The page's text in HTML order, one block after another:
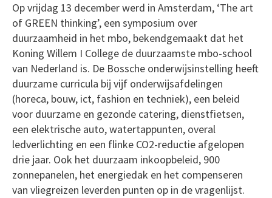
Op vrijdag 13 december werd in Amsterdam, ‘The art
of GREEN thinking’, een symposium over
duurzaamheid in het mbo, bekendgemaakt dat het
Koning Willem I College de duurzaamste mbo-school
van Nederland is. De Bossche onderwijsinstelling heeft
duurzame curricula bij vijf onderwijsafdelingen
(horeca, bouw, ict, fashion en techniek), een beleid
voor duurzame en gezonde catering, dienstfietsen,
een elektrische auto, watertappunten, overal
ledverlichting en een flinke CO2-reductie afgelopen
drie jaar. Ook het duurzaam inkoopbeleid, 900
zonnepanelen, het energiedak en het compenseren
van vliegreizen leverden punten op in de vragenlijst.